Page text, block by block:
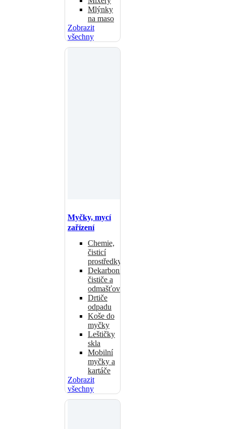
Mlýnky
na maso
Zobrazit
všechny
Myčky, mycí
zařízení
Chemie,
čisticí
prostředky
Dekarbonizační
čističe a
odmašťovače
Drtiče
odpadu
Koše do
myčky
Leštičky
skla
Mobilní
myčky a
kartáče
Zobrazit
všechny